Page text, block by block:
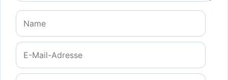
Name
E-
Mail-
Adresse